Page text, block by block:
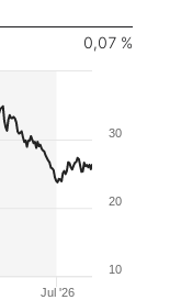
0,07 %
Jul '26
10
20
30